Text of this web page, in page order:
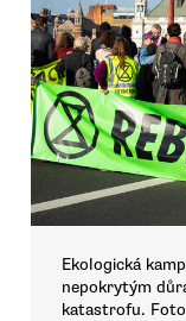
Ekologická
nepokrytým
katastrofu.